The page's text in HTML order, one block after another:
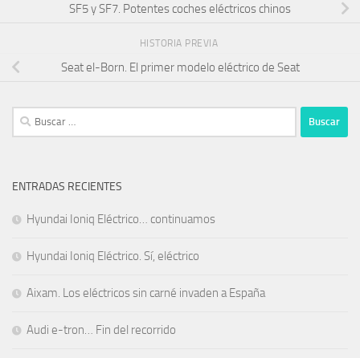
SF5 y SF7. Potentes coches eléctricos chinos
HISTORIA PREVIA
Seat el-Born. El primer modelo eléctrico de Seat
Buscar:
ENTRADAS RECIENTES
Hyundai Ioniq Eléctrico… continuamos
Hyundai Ioniq Eléctrico. Sí, eléctrico
Aixam. Los eléctricos sin carné invaden a España
Audi e-tron… Fin del recorrido